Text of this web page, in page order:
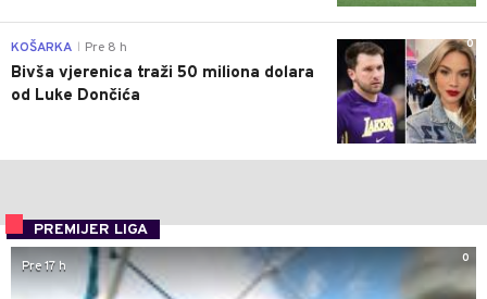
0
KOŠARKA Pre 8 h
Bivša vjerenica traži 50 miliona dolara
od Luke Dončića
PREMIJER LIGA
0
Pre 17 h